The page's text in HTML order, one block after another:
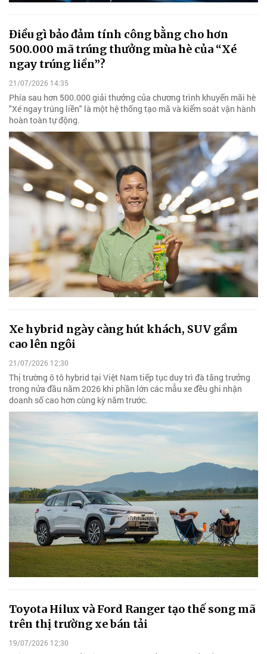
Điều gì bảo đảm tính công bằng cho hơn
500.000 mã trúng thưởng mùa hè của “Xé
ngay trúng liền”?
21/07/2026 14:35
Phía sau hơn 500.000 giải thưởng của chương trình khuyến mãi hè
"Xé ngay trúng liền" là một hệ thống tạo mã và kiểm soát vận hành
hoàn toàn tự động.
Xe hybrid ngày càng hút khách, SUV gầm
cao lên ngôi
21/07/2026 12:30
Thị trường ô tô hybrid tại Việt Nam tiếp tục duy trì đà tăng trưởng
trong nửa đầu năm 2026 khi phần lớn các mẫu xe đều ghi nhận
doanh số cao hơn cùng kỳ năm trước.
Toyota Hilux và Ford Ranger tạo thế song mã
trên thị trường xe bán tải
19/07/2026 12:30